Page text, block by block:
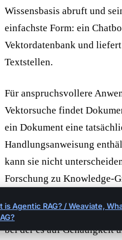
Wissensbasis abruft und
einfachste Form: ein
Vektordatenbank und
Textstellen.
Für anspruchsvollere
Vektorsuche findet
ein Dokument eine
Handlungsanweisung
kann sie nicht
Forschung zu Knowledge-
einen eigenen Ausdruck:
is Agentic RAG? / Weaviate,
Ähnlichkeit ist keine
bei der es auf Genauigkeit